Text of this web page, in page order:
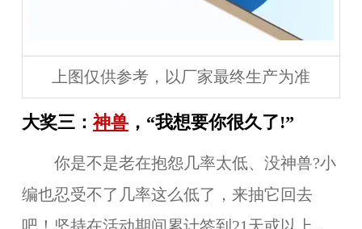
上图仅供参考，以厂家最终生产为准
大奖三：神兽，“我想要你很久了!”
你是不是老在抱怨几率太低、没神兽?小
编也忍受不了几率这么低了，来抽它回去